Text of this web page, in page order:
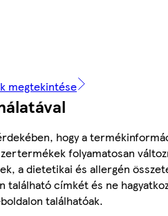
megtekintése
hogy a
folyamatosan
a dietetikai és allergén
címkét és ne
találhatóak.